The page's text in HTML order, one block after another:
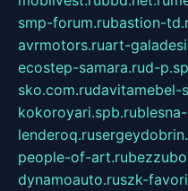
smp-forum.rubastion-
avrmotors.ruart-
ecostep-samara.rud-
sko.com.rudavitamebel-
kokoroyari.spb.ru
lenderoq.ru
people-of-art.ru
dynamoauto.ruszk-